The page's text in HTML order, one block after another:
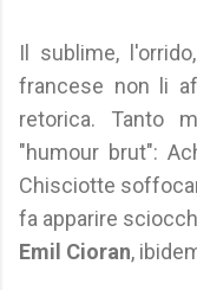
Il sublime,
francese non li
retorica. Tanto
"humour brut":
Chisciotte
fa apparire
Emil Cioran,